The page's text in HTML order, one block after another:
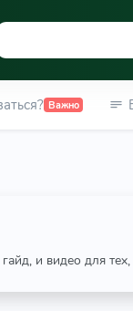
Важно
и видео для